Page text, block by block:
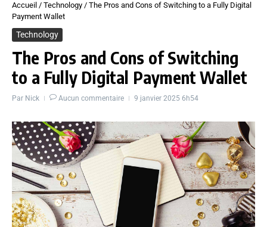
Accueil / Technology / The Pros and Cons of Switching to a Fully Digital
Payment Wallet
Technology
The Pros and Cons of Switching
to a Fully Digital Payment Wallet
Par Nick Aucun commentaire 9 janvier 2025 6h54